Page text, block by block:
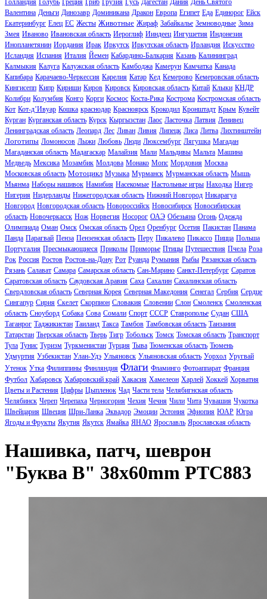
Валентина Деньги Динозавр Доминикана Дракон Европа Египет Еда Единорог Ейск
Екатеринбург Елец ЕС Жесты Животные Жираф Забайкалье Земноводные Зима
Змея Иваново Ивановская область Иероглиф Ииндеец Ингушетия Индонезия
Инопланетянин Иордания Ирак Иркутск Иркутская область Ирландия Искусство
Исландия Испания Италия Йемен Кабардино-Балкария Казань Калининград
Калмыкия Калуга Калужская область Камбоджа Камерун Камчатка Канада
Капибара Карачаево-Черкессия Карелия Катар Кед Кемерово Кемеровская область
Кингисепп Кипр Кириши Киров Кировск Кировская область Китай Клыки КНДР
Колибри Колумбия Конго Корги Космос Коста-Рика Кострома Костромская область
Кот Кот-д’Ивуар Кошка краснодар Красноярск Крокодил Кронштадт Крым Кувейт
Курган Курганская область Курск Кыргызстан Лаос Ласточка Латвия Ленивец
Ленинградская область Леопард Лес Ливан Ливия Липецк Лиса Литва Лихтинштейн
Логотипы Ломоносов Лыжи Любовь Люди Люксембург Лягушка Магадан
Магаданская область Мадагаскар Малайзия Мали Мальдивы Мальта Машина
Медведь Мексика Мозамбик Молдова Монако Мопс Мордовия Москва
Московская область Мотоцикл Музыка Мурманск Мурманская область Мышь
Мьянма Наборы нашивок Намибия Насекомые Настольные игры Находка Нигер
Нигерия Нидерланды Нижегородская область Нижний Новгород Никарагуа
Новгород Новгородская область Новороссийск Новосибирск Новосибирская
область Новочеркасск Нож Норвегия Носорог ОАЭ Обезьяна Огонь Одежда
Олимпиада Оман Омск Омская область Орел Оренбург Осетия Пакистан Панама
Панда Парагвай Пенза Пензенская область Перу Пикалево Пикассо Пицца Польша
Португалия Пресмыкающиеся Приколы Приморье Птицы Путешествия Пчела Роза
Рок Россия Ростов Ростов-на-Дону Рот Руанда Румыния Рыбы Рязанская область
Рязань Салават Самара Самарская область Сан-Марино Санкт-Петербург Саратов
Саратовская область Саудовская Аравия Саха Сахалин Сахалинская область
Свердловская область Северная Корея Северная Македония Сенегал Сербия Сердце
Сингапур Сирия Скелет Скорпион Словакия Словении Слон Смоленск Смоленская
область Сноуборд Собака Сова Сомали Спорт СССР Ставрополье Судан США
Таганрог Таджикистан Таиланд Такса Тамбов Тамбовская область Танзания
Татарстан Тверская область Тверь Тигр Тобольск Томск Томская область Транспорт
Тула Тунис Туризм Туркменистан Турция Тыва Тюменская область Тюмень
Удмуртия Узбекистан Улан-Удэ Ульяновск Ульяновская область Уорхол Уругвай
Утенок Утка Филиппины Финляндия Флаги Фламинго Фотоаппарат Франция
Футбол Хабаровск Хабаровский край Хакасия Хамелеон Харлей Хоккей Хорватия
Цветы и Растения Цифры Цыпленок Чад Части тела Челябигнская область
Челябинск Череп Черепаха Черногория Чехия Чечня Чили Чита Чувашия Чукотка
Швейцария Швеция Шри-Ланка Эквадор Эмоции Эстония Эфиопия ЮАР Югра
Ягоды и Фрукты Якутия Якутск Ямайка ЯНАО Ярославль Ярославская область
Нашивка, патч, шеврон
"Буква B" 38x60mm PTC883